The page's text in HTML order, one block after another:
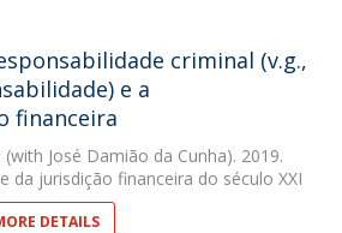
criminal (v.g.,
e a
financeira
(with José Damião da Cunha). 2019.
da jurisdição financeira do século XXI
DETAILS